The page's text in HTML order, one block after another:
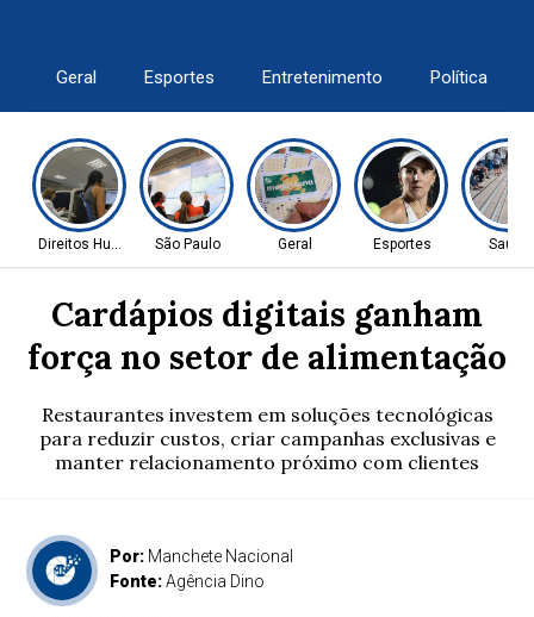
Geral Esportes Entretenimento Política
Direitos HumanosSão Paulo Geral Esportes Saúde
Cardápios digitais ganham
força no setor de alimentação
Restaurantes investem em soluções tecnológicas
para reduzir custos, criar campanhas exclusivas e
manter relacionamento próximo com clientes
Por: Manchete Nacional
Fonte:Agência Dino